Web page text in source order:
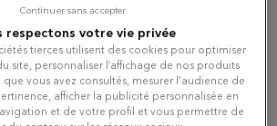
Number
respectons votre vie privée
tierces utilisent des cookies pour optimiser
site, personnaliser l’affichage de nos produits
vous avez consultés, mesurer l'audience de
afficher la publicité personnalisée en
et de votre profil et vous permettre de
Continuer sans accepter